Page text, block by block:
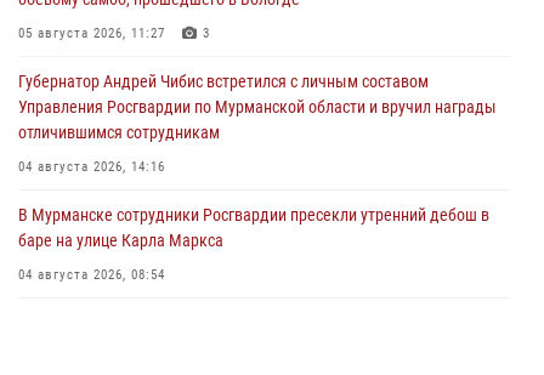
05 августа 2026, 11:27 3
Губернатор Андрей Чибис встретился с личным составом
Управления Росгвардии по Мурманской области и вручил награды
отличившимся сотрудникам
04 августа 2026, 14:16
В Мурманске сотрудники Росгвардии пресекли утренний дебош в
баре на улице Карла Маркса
04 августа 2026, 08:54